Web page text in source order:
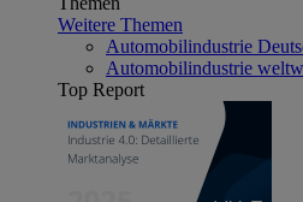
Weitere Themen
Automobilindustrie
Automobilindustrie
Top Report